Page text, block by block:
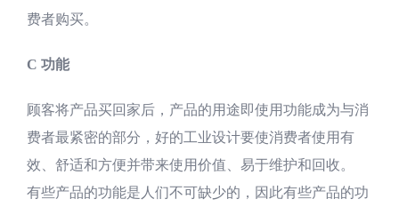
费者购买。
C 功能
顾客将产品买回家后，产品的用途即使用功能成为与消
费者最紧密的部分，好的工业设计要使消费者使用有
效、舒适和方便并带来使用价值、易于维护和回收。
有些产品的功能是人们不可缺少的，因此有些产品的功